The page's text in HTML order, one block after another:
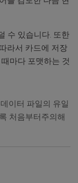
수 있습니다. 또한
라서 카드에 저장
마다 포맷하는 것
이터 파일의 유일
처음부터주의해